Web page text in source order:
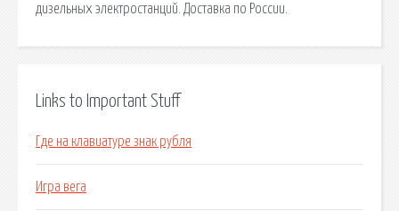
дизельных электростанций. Доставка по России.
Links to Important Stuff
Где на клавиатуре знак рубля
Игра вега